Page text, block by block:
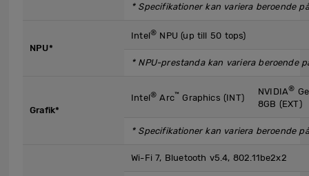
* Specifikationer kan variera beroende
NPU*
Intel® NPU (up till 50 tops)
* NPU-prestanda kan variera beroende
Grafik*
Intel® Arc™ Graphics (INT)
NVIDIA®
8GB (EXT)
* Specifikationer kan variera beroende
Wi-Fi 7, Bluetooth v5.4, 802.11be2x2